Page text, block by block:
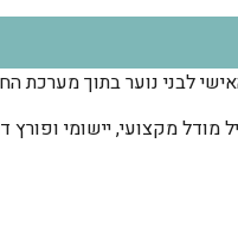
לבני נוער בתוך מערכת